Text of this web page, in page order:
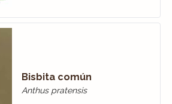
Bisbita común
Anthus pratensis